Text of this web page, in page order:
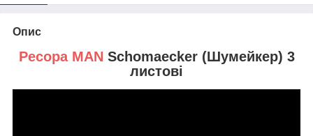
Опис
Ресора MAN Schomaecker (Шумейкер) 3
листові